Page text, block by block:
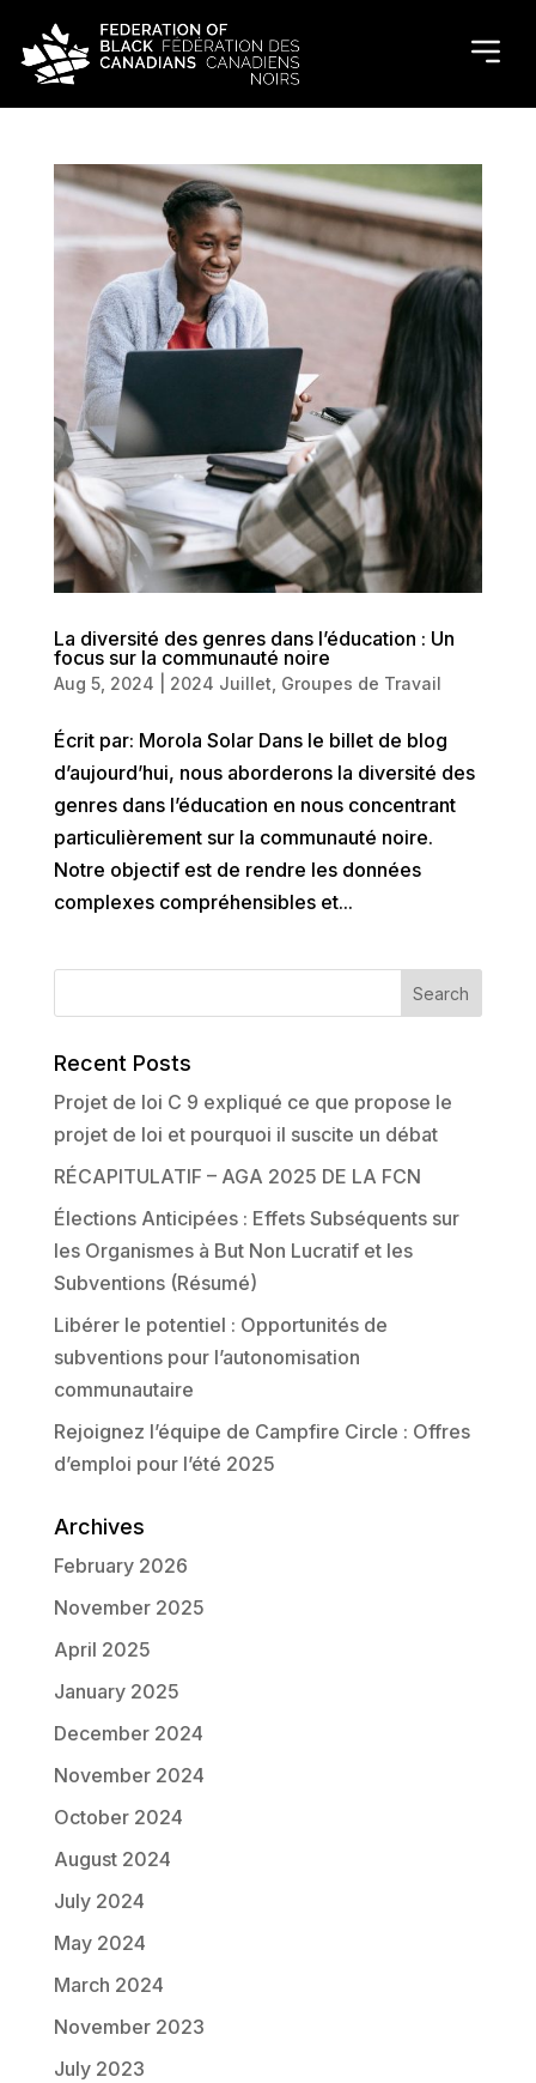
La diversité des genres dans l’éducation : Un
focus sur la communauté noire
Aug 5, 2024 2024 Juillet Groupes de Travail
Écrit par: Morola Solar Dans le billet de blog
d’aujourd’hui, nous aborderons la diversité des
genres dans l’éducation en nous concentrant
particulièrement sur la communauté noire.
Notre objectif est de rendre les données
complexes compréhensibles et...
Recent Posts
Projet de loi C 9 expliqué ce que propose le
projet de loi et pourquoi il suscite un débat
RÉCAPITULATIF – AGA 2025 DE LA FCN
Élections Anticipées : Effets Subséquents sur
les Organismes à But Non Lucratif et les
Subventions (Résumé)
Libérer le potentiel : Opportunités de
subventions pour l’autonomisation
communautaire
Rejoignez l’équipe de Campfire Circle : Offres
d’emploi pour l’été 2025
Archives
February 2026
November 2025
April 2025
January 2025
December 2024
November 2024
October 2024
August 2024
July 2024
May 2024
March 2024
November 2023
July 2023